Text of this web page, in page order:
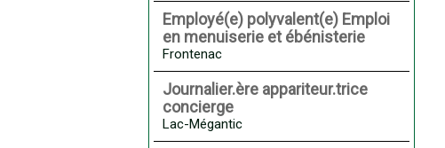
Employé(e) polyvalent(e) Emploi
en menuiserie et ébénisterie
Frontenac
Journalier.ère appariteur.trice
concierge
Lac-Mégantic